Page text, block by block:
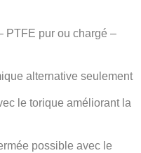
PTFE pur ou chargé –
alternative seulement
le torique améliorant la
possible avec le